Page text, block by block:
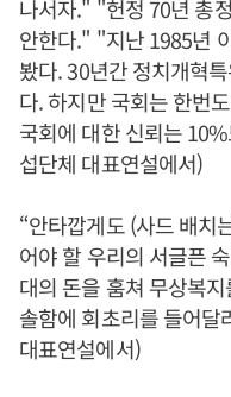
나서자." "헌정 70년 총
안한다." "지난 1985년
봤다. 30년간 정치개혁
다. 하지만 국회는 한번
국회에 대한 신뢰는
섭단체 대표연설에서)
“안타깝게도 (사드 배치
어야 할 우리의 서글픈
대의 돈을 훔쳐 무상복
솔함에 회초리를 들어
대표연설에서)